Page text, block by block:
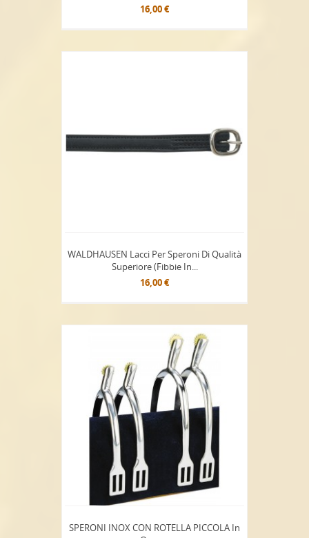
16,00 €
WALDHAUSEN Lacci Per Speroni Di Qualità
Superiore (fibbie In...
16,00 €
SPERONI INOX CON ROTELLA PICCOLA In